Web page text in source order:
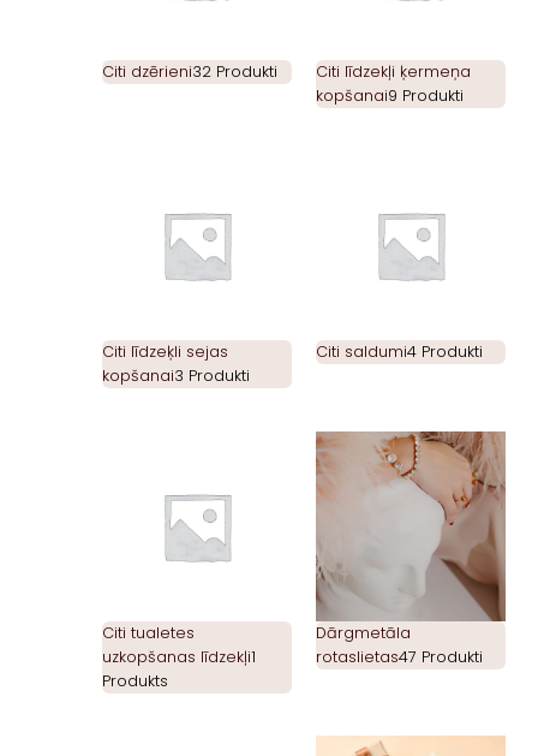
Citi dzērieni32 Produkti
Citi līdzekļi ķermeņa
kopšanai9 Produkti
Citi līdzeķli sejas
kopšanai3 Produkti
Citi saldumi4 Produkti
Citi tualetes
uzkopšanas līdzekļi1
Produkts
Dārgmetāla
rotaslietas47 Produkti